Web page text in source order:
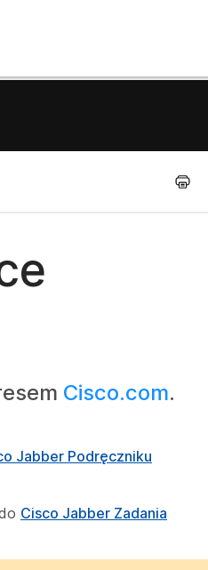
Cisco.com.
Jabber Podręczniku
Cisco Jabber Zadania